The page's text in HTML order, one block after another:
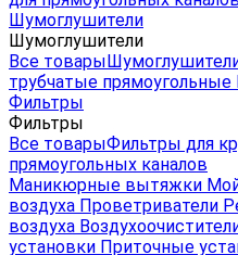
Шумоглушители
Шумоглушители
Все товары
трубчатые
Фильтры
Фильтры
Все товарыФильтры для
прямоугольных каналов
Маникюрные вытяжки
воздуха Проветриватели
воздуха
установки Приточные